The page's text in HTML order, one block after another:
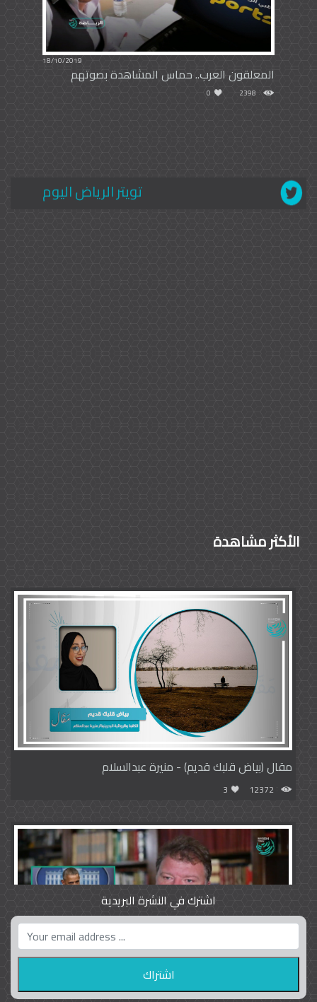
18/10/2019
المعلقون العرب.. حماس المشاهدة بصوتهم
2398
0
تويتر الرياض اليوم
الأكثر مشاهدة
مقال (بياض قلبك قديم) - منيرة عبدالسلام
12372
3
اشترك في النشرة البريدية